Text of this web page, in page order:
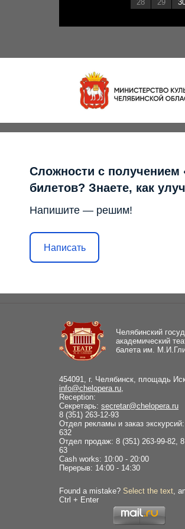
28 29
Сложности с получением
билетов? Знаете, как
Напишите — решим!
Написать
Челябинский
академический
балета им.
454091, г. Челябинск, площадь
info@chelopera.ru,
Reception:
Секретарь: secretar@chelopera.ru
8 (351) 263-12-93
Отдел рекламы и заказ
632
Отдел продаж: 8 (351) 263-99-82,
63
Cash works: 10:00 - 20:00
Перерыв: 14:00 - 14:30
Found a mistake? Select the text,
Ctrl + Enter